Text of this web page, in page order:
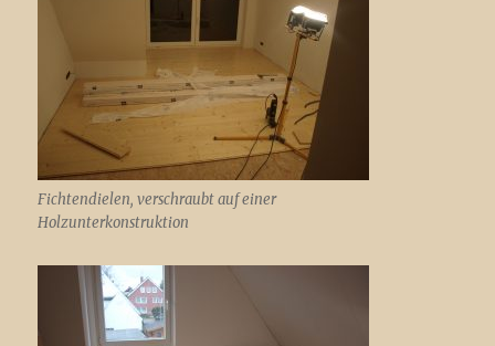
Fichtendielen, verschraubt auf einer
Holzunterkonstruktion